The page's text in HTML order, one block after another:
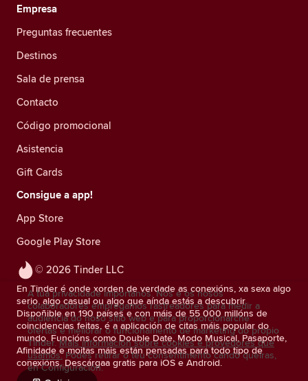
© 2026 Tinder LLC
En Tinder é onde xorden de verdade as conexións, xa sexa algo
serio, algo casual ou algo que aínda estás a descubrir.
Dispoñible en 190 países e con máis de 55 000 millóns de
coincidencias feitas, é a aplicación de citas máis popular do
mundo. Funcións como Double Date, Modo Musical, Pasaporte,
Afinidade e moitas máis están pensadas para todo tipo de
conexións. Descárgaa gratis para iOS e Android.
Empresa
Preguntas frecuentes
Destinos
Sala de prensa
Contacto
Código promocional
Asistencia
Gift Cards
Consigue a app!
App Store
Google Play Store
A túa privacidade impórtanos. Nós e os nosos
colaboradores empregamos rastreadores para medir a
audiencia do noso sitio web e para proporcionarche
ofertas e mellorar o funcionamento de marketing do propio
Tinder. Máis información sobre cookies e provedores que
usamos. Podes retirar o teu consentimento cando queiras,
en Configuración.